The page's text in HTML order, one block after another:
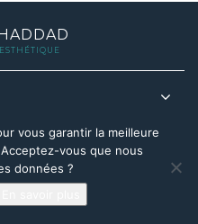
rendez-vous en ligne
vous garantir la meilleure
vous que nous
données ?